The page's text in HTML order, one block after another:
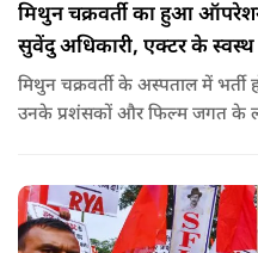
मिथुन चक्रवर्ती का हुआ
सुवेंदु अधिकारी, एक्टर के स्वस्थ
मिथुन चक्रवर्ती के अस्पताल में
उनके प्रशंसकों और फिल्म जगत के